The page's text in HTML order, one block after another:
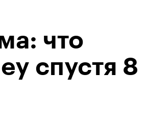
что
спустя 8